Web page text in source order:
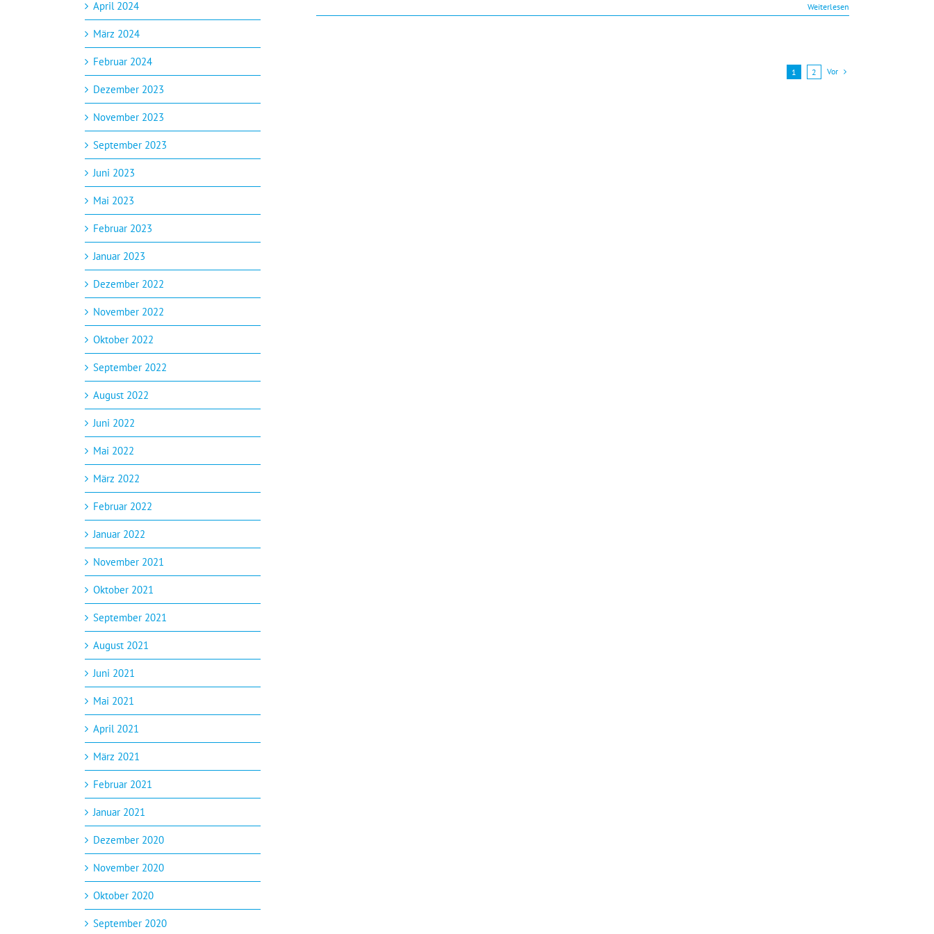
Weiterlesen
1 2 Vor
April 2024
März 2024
Februar 2024
Dezember 2023
November 2023
September 2023
Juni 2023
Mai 2023
Februar 2023
Januar 2023
Dezember 2022
November 2022
Oktober 2022
September 2022
August 2022
Juni 2022
Mai 2022
März 2022
Februar 2022
Januar 2022
November 2021
Oktober 2021
September 2021
August 2021
Juni 2021
Mai 2021
April 2021
März 2021
Februar 2021
Januar 2021
Dezember 2020
November 2020
Oktober 2020
September 2020